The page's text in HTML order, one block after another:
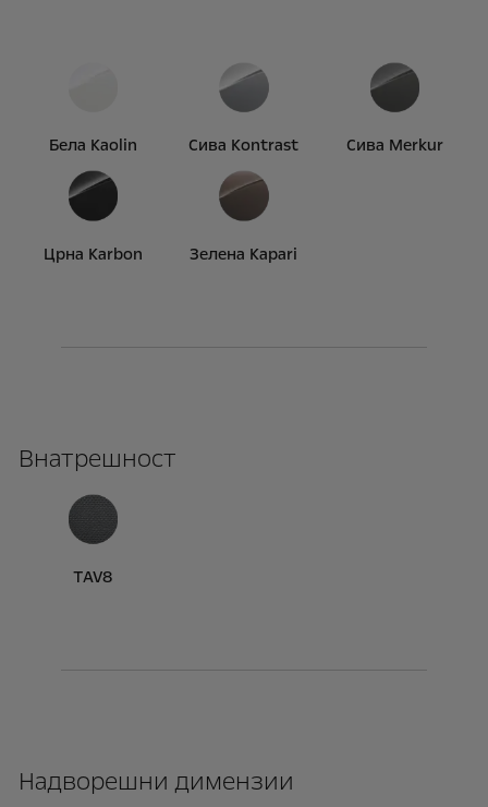
Бела Kaolin Сива Kontrast Сива Merkur
Црна Karbon Зелена Kapari
Внатрешност
TAV8
Надворешни димензии